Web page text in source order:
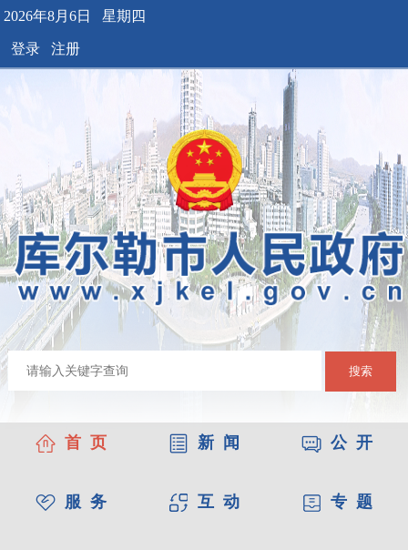
2026年8月6日 星期四
登录 注册
搜索
首 页 新 闻 公 开
服 务 互 动 专 题